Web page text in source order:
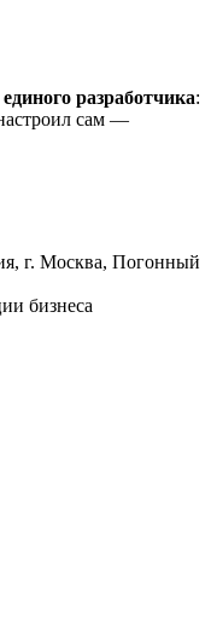
единого разработчика:
сам —
г. Москва, Погонный
бизнеса